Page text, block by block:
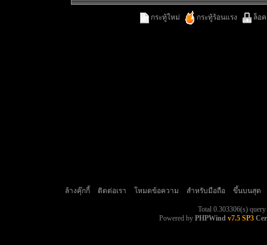
กระทู้ใหม่ กระทู้ร้อนแรง ล็อ
ล้างคุ๊กกี้ ติดต่อเรา โหมดข้อความ สำหรับมือถือ ขึ้นบนสุด
Total 0.303306(s)
Powered by PHPWind v7.5 SP3